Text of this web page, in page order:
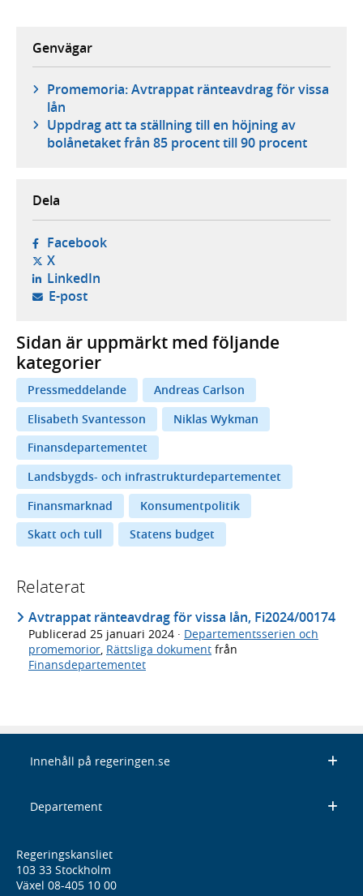
Genvägar
Promemoria: Avtrappat ränteavdrag för vissa
lån
Uppdrag att ta ställning till en höjning av
bolånetaket från 85 procent till 90 procent
Dela
Facebook- öppnas i ny flik, extern webbplats,
X- öppnas i ny flik, extern webbplats,
LinkedIn- öppnas i ny flik, extern webbplats,
E-post- öppnar din e-postklient,
Sidan är uppmärkt med följande
kategorier
Pressmeddelande
Andreas Carlson
Elisabeth Svantesson
Niklas Wykman
Finansdepartementet
Landsbygds- och infrastrukturdepartementet
Finansmarknad
Konsumentpolitik
Skatt och tull
Statens budget
Relaterat
Avtrappat ränteavdrag för vissa lån, Fi2024/00174
Publicerad 25 januari 2024 · Departementsserien och
promemorior, Rättsliga dokument från
Finansdepartementet
Innehåll på regeringen.se
Departement
Regeringskansliet
103 33 Stockholm
Växel 08-405 10 00